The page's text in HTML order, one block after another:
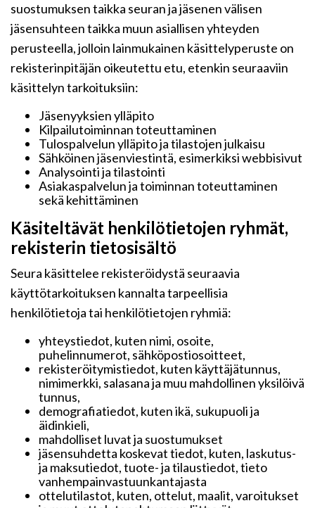
suostumuksen taikka seuran ja jäsenen välisen
jäsensuhteen taikka muun asiallisen yhteyden
perusteella, jolloin lainmukainen käsittelyperuste on
rekisterinpitäjän oikeutettu etu, etenkin seuraaviin
käsittelyn tarkoituksiin:
Jäsenyyksien ylläpito
Kilpailutoiminnan toteuttaminen
Tulospalvelun ylläpito ja tilastojen julkaisu
Sähköinen jäsenviestintä, esimerkiksi webbisivut
Analysointi ja tilastointi
Asiakaspalvelun ja toiminnan toteuttaminen
sekä kehittäminen
Käsiteltävät henkilötietojen ryhmät,
rekisterin tietosisältö
Seura käsittelee rekisteröidystä seuraavia
käyttötarkoituksen kannalta tarpeellisia
henkilötietoja tai henkilötietojen ryhmiä:
yhteystiedot, kuten nimi, osoite,
puhelinnumerot, sähköpostiosoitteet,
rekisteröitymistiedot, kuten käyttäjätunnus,
nimimerkki, salasana ja muu mahdollinen yksilöivä
tunnus,
demografiatiedot, kuten ikä, sukupuoli ja
äidinkieli,
mahdolliset luvat ja suostumukset
jäsensuhdetta koskevat tiedot, kuten, laskutus-
ja maksutiedot, tuote- ja tilaustiedot, tieto
vanhempainvastuunkantajasta
ottelutilastot, kuten, ottelut, maalit, varoitukset